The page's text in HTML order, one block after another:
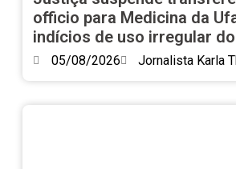
officio para Medicina da
indícios de uso irregular
05/08/2026 Jornalista Karla